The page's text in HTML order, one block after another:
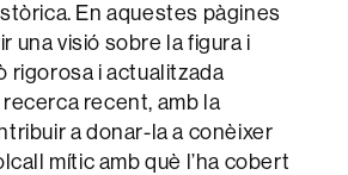
En aquestes pàgines
una visió sobre la figura i
rigorosa i actualitzada
recerca recent, amb la
a donar-la a conèixer
mític amb què l’ha cobert